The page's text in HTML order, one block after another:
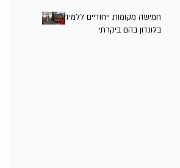
חמישה מקומות ייחודיים ללמידה
בלונדון בהם ביקרתי